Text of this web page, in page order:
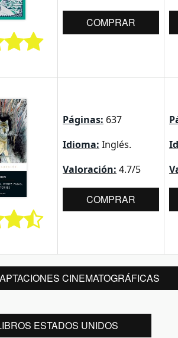
COMPRAR
Páginas: 637
Idioma: Inglés.
Valoración: 4.7/5
COMPRAR
CINEMATOGRÁFICAS
ESTADOS UNIDOS